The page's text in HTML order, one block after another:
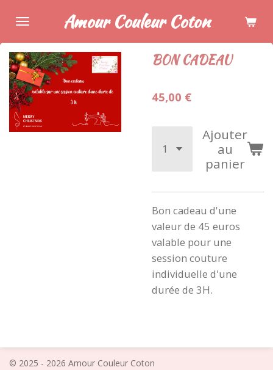
au
contenu
principal
Amour Couleur Coton
BON CADEAU
45,00 €
Ajouter
au
panier
Bon cadeau d'une
valeur de 45 euros
valable pour une
session couture
individuelle d'une
durée de 3H.
© 2025 - 2026 Amour Couleur Coton